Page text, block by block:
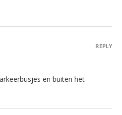
en buiten het
REPLY